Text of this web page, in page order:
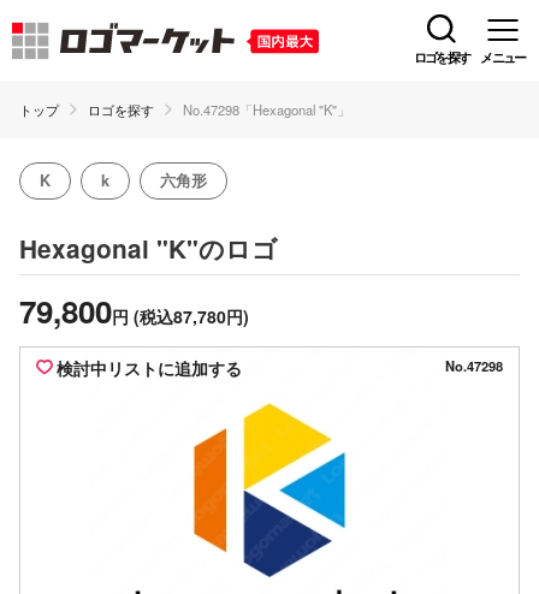
ロゴを探す メニュー
トップ ロゴを探す No.47298「Hexagonal "K"」
K k 六角形
Hexagonal "K"のロゴ
79,800円 (税込87,780円)
検討中リストに追加する No.47298